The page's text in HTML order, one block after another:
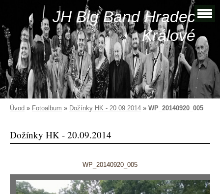
JH Big Band Hradec
Králové
Úvod » Fotoalbum » Dožínky HK - 20.09.2014 » WP_20140920_005
Dožínky HK - 20.09.2014
WP_20140920_005